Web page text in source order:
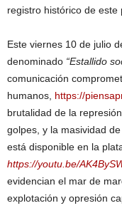
registro histórico de
Este viernes 10 de julio
denominado “Estallido
comunicación
humanos, https://
brutalidad de la
golpes, y la masividad
está disponible en la
https://youtu.be/
evidencian el mar de
explotación y opresión